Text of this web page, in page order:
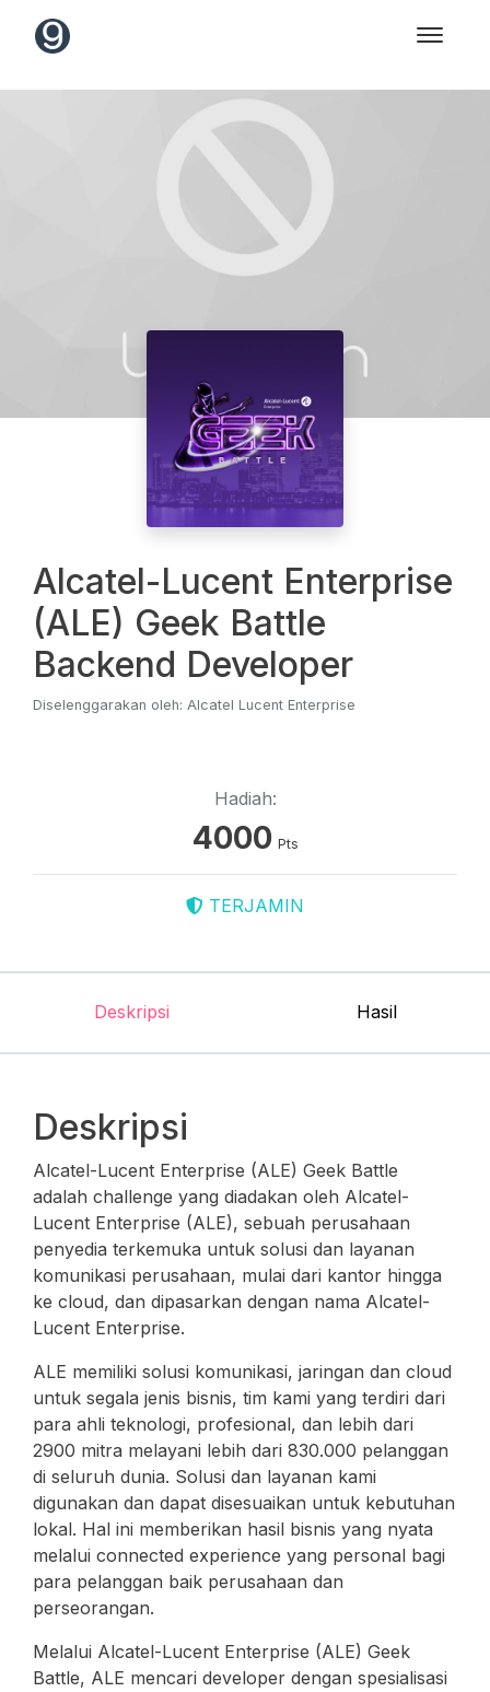
Alcatel-Lucent Enterprise
(ALE) Geek Battle
Backend Developer
Diselenggarakan oleh: Alcatel Lucent Enterprise
Hadiah:
4000 Pts
TERJAMIN
Deskripsi Hasil
Deskripsi
Alcatel-Lucent Enterprise (ALE) Geek Battle
adalah challenge yang diadakan oleh Alcatel-
Lucent Enterprise (ALE), sebuah perusahaan
penyedia terkemuka untuk solusi dan layanan
komunikasi perusahaan, mulai dari kantor hingga
ke cloud, dan dipasarkan dengan nama Alcatel-
Lucent Enterprise.
ALE memiliki solusi komunikasi, jaringan dan cloud
untuk segala jenis bisnis, tim kami yang terdiri dari
para ahli teknologi, profesional, dan lebih dari
2900 mitra melayani lebih dari 830.000 pelanggan
di seluruh dunia. Solusi dan layanan kami
digunakan dan dapat disesuaikan untuk kebutuhan
lokal. Hal ini memberikan hasil bisnis yang nyata
melalui connected experience yang personal bagi
para pelanggan baik perusahaan dan
perseorangan.
Melalui Alcatel-Lucent Enterprise (ALE) Geek
Battle, ALE mencari developer dengan spesialisasi